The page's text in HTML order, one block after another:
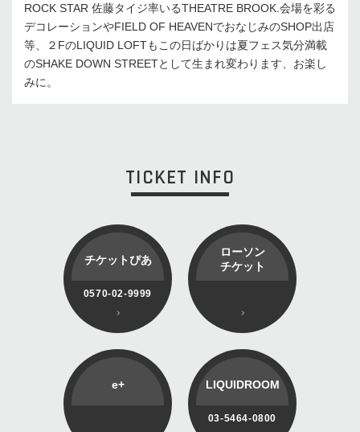
ROCK STAR 佐藤タイジ率いるTHEATRE BROOK.会場を彩る
デコレーションやFIELD OF HEAVENでおなじみのSHOP出店
等、２FのLIQUID LOFTもこの日ばかりは夏フェス気分満載
のSHAKE DOWN STREETとして生まれ変わります、お楽し
みに。
TICKET INFO
チケットぴあ
0570-02-9999
ローソン
チケット
e+ LIQUIDROOM
03-5464-0800